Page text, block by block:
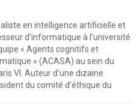
en intelligence artificielle et
d’informatique à l’université
« Agents cognitifs et
» (ACASA) au sein du
VI. Auteur d’une dizaine
du comité d’éthique du